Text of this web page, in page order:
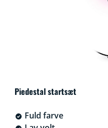
Piedestal startsæt
Fuld farve